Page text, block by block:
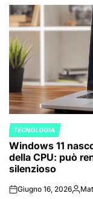
POSTED
IN
TECNOLOGIA
Windows 11
della CPU: può
silenzioso
onGiugno 16, 2026